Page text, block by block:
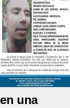
una